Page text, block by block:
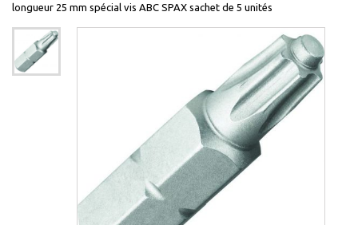
longueur 25 mm spécial vis ABC SPAX sachet de 5 unités